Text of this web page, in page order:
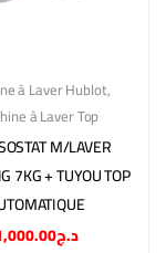
à Laver Hublot,
à Laver Top
M/LAVER
7KG + TUYOU TOP
د.ج